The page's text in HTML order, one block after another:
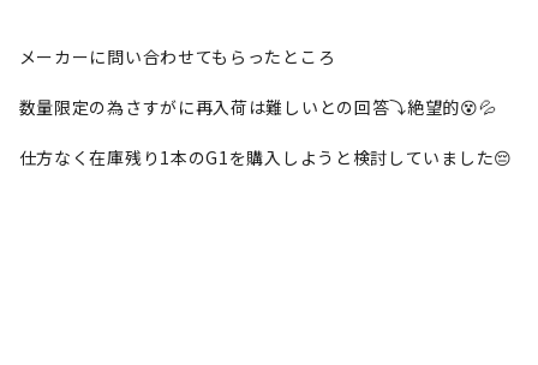
メーカーに問い合わせてもらったところ
数量限定の為さすがに再入荷は難しいとの回答⤵️絶望的😵💦
仕方なく在庫残り1本のG1を購入しようと検討していました😔